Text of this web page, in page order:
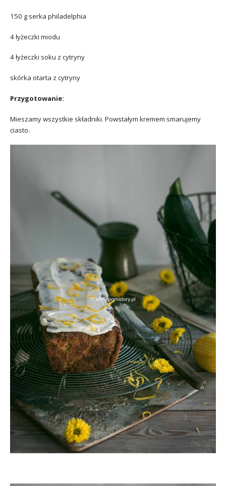
150 g serka philadelphia
4 łyżeczki miodu
4 łyżeczki soku z cytryny
skórka otarta z cytryny
Przygotowanie:
Mieszamy wszystkie składniki. Powstałym kremem smarujemy
ciasto.